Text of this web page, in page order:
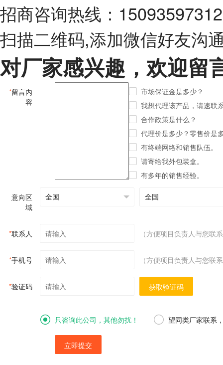
招商咨询热线：15093597312
扫描二维码,添加微信好友沟
对厂家感兴趣，欢迎留
*留言内
容
市场保证金是多少？
我想代理该产品，请速联
合作政策是什么？
代理价是多少？零售价是
有终端网络和销售队伍。
请寄给我外包装盒。
有多年的销售经验。
意向区
域
*联系人 （方便项目负责人与您联
*手机号 （方便项目负责人与您联
*验证码 获取验证码
只咨询此公司，其他勿扰！ 望同类厂家联系
立即提交